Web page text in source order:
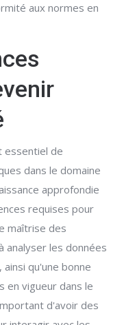
aux normes en
essentiel de
dans le domaine
approfondie
requises pour
maîtrise des
analyser les données
qu'une bonne
en vigueur dans le
d'avoir des